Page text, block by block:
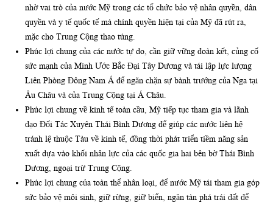
nhờ vai trò của nước Mỹ trong các tổ chức bảo vệ nhân quyền, dân
quyền và y tế quốc tế mà chính quyền hiện tại của Mỹ đã rút ra,
mặc cho Trung Cộng thao túng.
Phúc lợi chung của các nước tự do, cần giữ vững đoàn kết, củng cố
sức mạnh của Minh Ước Bắc Đại Tây Dương và tái lập lực lượng
Liên Phòng Đông Nam Á để ngăn chặn sự bành trướng của Nga tại
Âu Châu và của Trung Cộng tại Á Châu.
Phúc lợi chung về kinh tế toàn cầu, Mỹ tiếp tục tham gia và lãnh
đạo Đối Tác Xuyên Thái Bình Dương để giúp các nước liên hệ
tránh lệ thuộc Tàu về kinh tế, đồng thời phát triển tiềm năng sản
xuất dựa vào khối nhân lực của các quốc gia hai bên bờ Thái Bình
Dương, ngoại trừ Trung Cộng.
Phúc lợi chung của toàn thể nhân loại, để nước Mỹ tái tham gia góp
sức bảo vệ môi sinh, giữ rừng, giữ biển, ngăn tàn phá trái đất để